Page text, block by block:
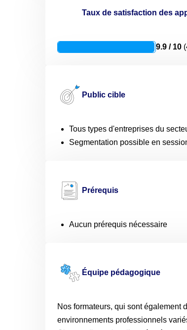
Taux de satisfaction des
9.9 / 10
Public cible
Tous types d'entreprises du
Segmentation possible en
Prérequis
Aucun prérequis nécessaire
Équipe pédagogique
Nos formateurs, qui sont également
environnements professionnels